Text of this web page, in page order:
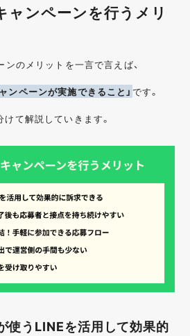
ャンペーンを行うメリ
のメリットを一言で言えば、
ンペーンが実施できること」 です。
て解説していきます。
使うLINEを活用して効果的